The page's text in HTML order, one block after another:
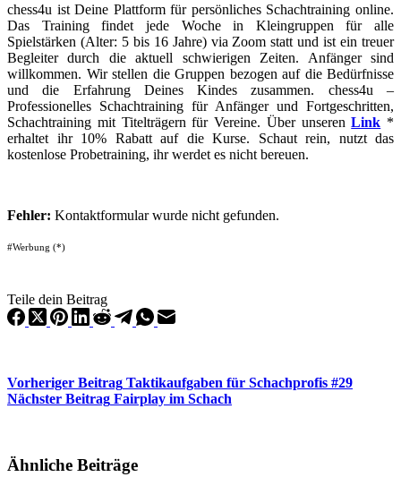
chess4u ist Deine Plattform für persönliches Schachtraining online.
Das Training findet jede Woche in Kleingruppen für alle
Spielstärken (Alter: 5 bis 16 Jahre) via Zoom statt und ist ein treuer
Begleiter durch die aktuell schwierigen Zeiten. Anfänger sind
willkommen. Wir stellen die Gruppen bezogen auf die Bedürfnisse
und die Erfahrung Deines Kindes zusammen. chess4u –
Professionelles Schachtraining für Anfänger und Fortgeschritten,
Schachtraining mit Titelträgern für Vereine. Über unserenLink *
erhaltet ihr 10% Rabatt auf die Kurse. Schaut rein, nutzt das
kostenlose Probetraining, ihr werdet es nicht bereuen.
Fehler: Kontaktformular wurde nicht gefunden.
#Werbung (*)
Teile dein Beitrag
Vorheriger Beitrag Taktikaufgaben für Schachprofis #29
Nächster Beitrag Fairplay im Schach
Ähnliche Beiträge